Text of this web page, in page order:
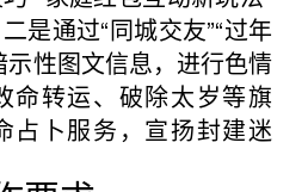
是通过“同城交友”“过年
示性图文信息，进行色情
命转运、破除太岁等旗
占卜服务，宣扬封建迷